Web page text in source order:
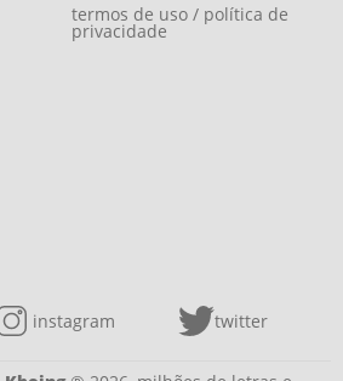
termos de uso / política de
privacidade
instagram twitter